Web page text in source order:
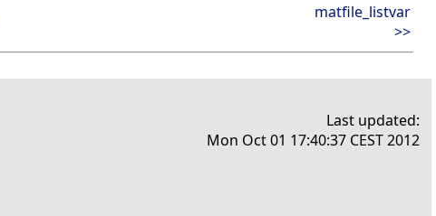
matfile_listvar
>>
Last updated:
Mon Oct 01 17:40:37 CEST 2012